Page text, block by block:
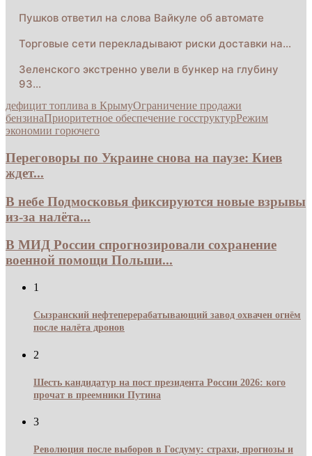
Пушков ответил на слова Вайкуле об автомате
Торговые сети перекладывают риски доставки на…
Зеленского экстренно увели в бункер на глубину
93…
дефицит топлива в КрымуОграничение продажи
бензинаПриоритетное обеспечение госструктурРежим
экономии горючего
Переговоры по Украине снова на паузе: Киев
ждет...
В небе Подмосковья фиксируются новые взрывы
из-за налёта...
В МИД России спрогнозировали сохранение
военной помощи Польши...
1
Сызранский нефтеперерабатывающий завод охвачен огнём
после налёта дронов
2
Шесть кандидатур на пост президента России 2026: кого
прочат в преемники Путина
3
Революция после выборов в Госдуму: страхи, прогнозы и